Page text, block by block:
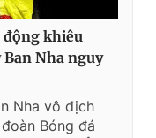
động khiêu
Nha nguy
Nha vô địch
Bóng đá